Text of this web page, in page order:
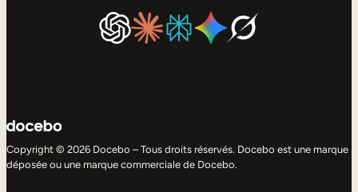
Copyright © 2026 Docebo – Tous droits réservés. Docebo est une marque
déposée ou une marque commerciale de Docebo.